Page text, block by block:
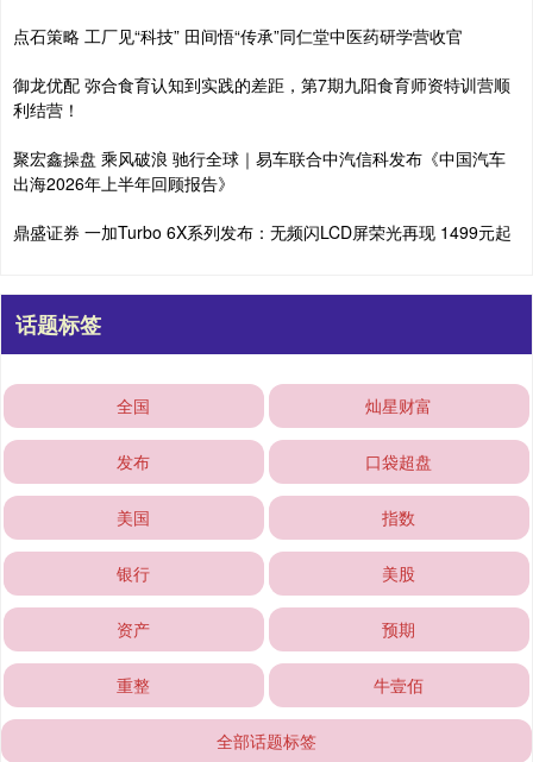
点石策略 工厂见“科技” 田间悟“传承”同仁堂中医药研学营收官
御龙优配 弥合食育认知到实践的差距，第7期九阳食育师资特训营顺
利结营！
聚宏鑫操盘 乘风破浪 驰行全球｜易车联合中汽信科发布《中国汽车
出海2026年上半年回顾报告》
鼎盛证券 一加Turbo 6X系列发布：无频闪LCD屏荣光再现 1499元起
话题标签
全国 灿星财富
发布 口袋超盘
美国 指数
银行 美股
资产 预期
重整 牛壹佰
全部话题标签